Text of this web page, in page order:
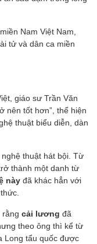
Nam Việt Nam,
tử và dân ca miền
giáo sư Trần Văn
nên tốt hơn”, thể hiện
thuật biểu diễn, dàn
thuật hát bội. Từ
thành một danh từ
này đã khác hẳn với
rằng cải lương đã
theo ông thì kể từ
Long tẩu quốc được